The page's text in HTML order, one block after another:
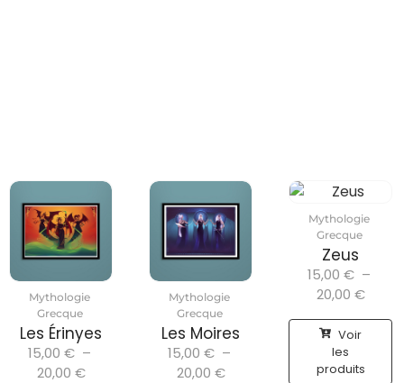
Mythologie
Grecque
Les Érinyes
15,00 € –
20,00 €
Mythologie
Grecque
Les Moires
15,00 € –
20,00 €
Mythologie
Grecque
Zeus
15,00 € –
20,00 €
Voir
les
produits